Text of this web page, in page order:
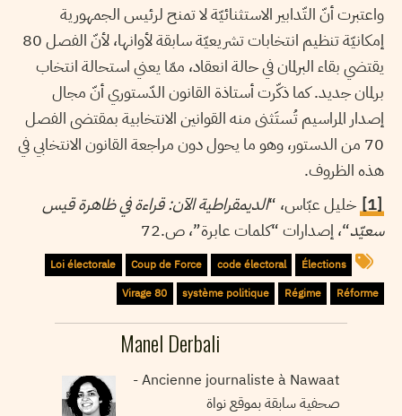
واعتبرت أنّ التّدابير الاستثنائيّة لا تمنح لرئيس الجمهورية
إمكانيّة تنظيم انتخابات تشريعيّة سابقة لأوانها، لأنّ الفصل 80
يقتضي بقاء البرلمان في حالة انعقاد، ممّا يعني استحالة انتخاب
برلمان جديد. كما ذكّرت أستاذة القانون الدّستوري أنّ مجال
إصدار المراسيم تُستَثنى منه القوانين الانتخابية بمقتضى الفصل
70 من الدستور، وهو ما يحول دون مراجعة القانون الانتخابي في
هذه الظروف.
[1]
خليل عبّاس، “الديمقراطية الآن: قراءة في ظاهرة قيس
سعيّد“، إصدارات “كلمات عابرة”، ص.72
Élections
code électoral
Coup de Force
Loi électorale
Réforme
Régime
système politique
Virage 80
Manel Derbali
Ancienne journaliste à Nawaat -
صحفية سابقة بموقع نواة